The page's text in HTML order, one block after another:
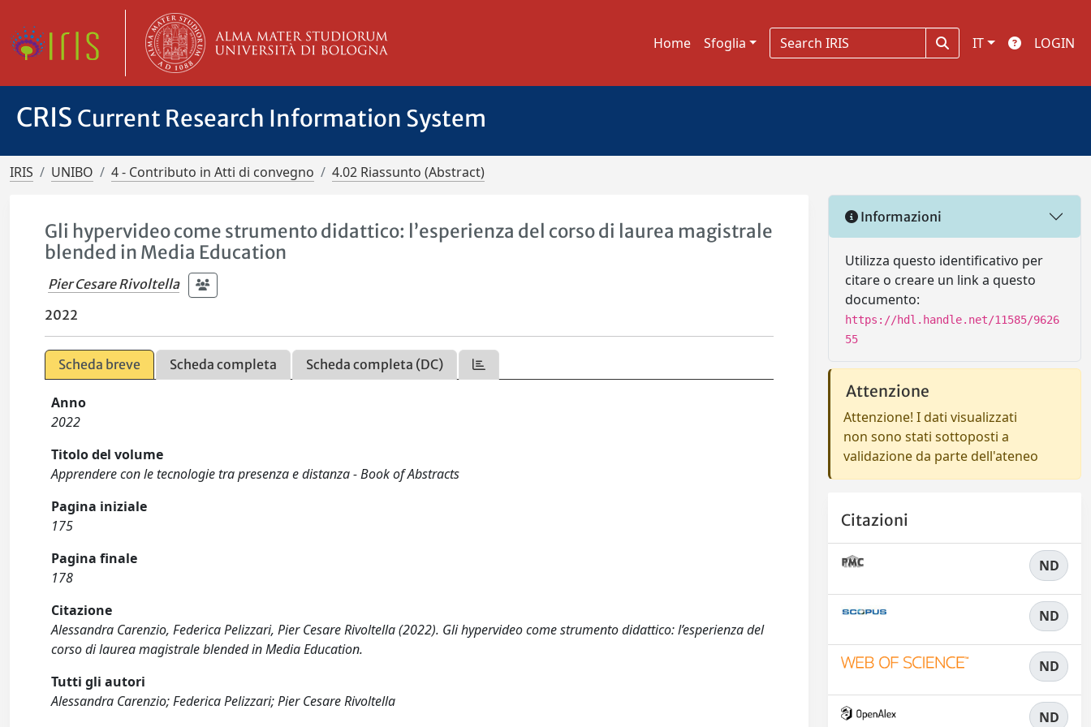
Home Sfoglia IT LOGIN
CRIS Current Research Information System
IRIS UNIBO 4 - Contributo in Atti di convegno 4.02 Riassunto (Abstract)
Gli hypervideo come strumento didattico: l’esperienza del corso di laurea magistrale
blended in Media Education
Pier Cesare Rivoltella
2022
Scheda breve Scheda completa Scheda completa (DC)
Anno
2022
Titolo del volume
Apprendere con le tecnologie tra presenza e distanza - Book of Abstracts
Pagina iniziale
175
Pagina finale
178
Citazione
Alessandra Carenzio, Federica Pelizzari, Pier Cesare Rivoltella (2022). Gli hypervideo come strumento didattico: l’esperienza del
corso di laurea magistrale blended in Media Education.
Tutti gli autori
Alessandra Carenzio; Federica Pelizzari; Pier Cesare Rivoltella
Informazioni
Utilizza questo identificativo per
citare o creare un link a questo
documento:
https://hdl.handle.net/11585/9626
55
Attenzione
Attenzione! I dati visualizzati
non sono stati sottoposti a
validazione da parte dell'ateneo
Citazioni
ND
ND
ND
ND